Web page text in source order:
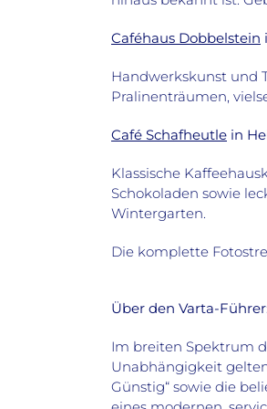
Caféhaus Dobbelstein
Handwerkskunst und
Pralinenträumen,
Café Schafheutle in
Klassische
Schokoladen sowie
Wintergarten.
Die komplette
Über den Varta-
Im breiten Spektrum
Unabhängigkeit
Günstig“ sowie die